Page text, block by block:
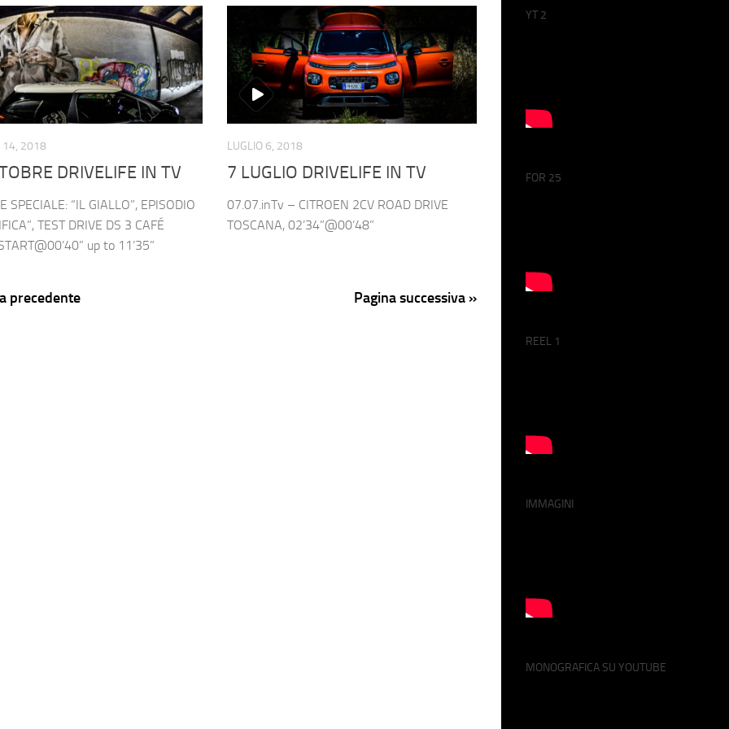
14, 2018
DRIVELIFE IN TV
SPECIALE: “IL GIALLO”, EPISODIO
TEST DRIVE DS 3 CAFÉ
up to 11’35”
LUGLIO 6, 2018
7 LUGLIO DRIVELIFE IN TV
07.07.inTv – CITROEN 2CV ROAD DRIVE
TOSCANA, 02’34”@00’48”
precedente Pagina successiva »
YT 2
FOR 25
REEL 1
IMMAGINI
MONOGRAFICA SU YOUTUBE